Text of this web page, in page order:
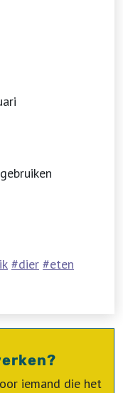
dier
eten
iemand die het